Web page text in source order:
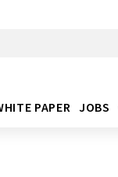
PAPER JOBS